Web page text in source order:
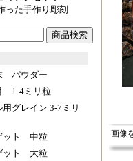
った手作り彫刻
パウダー
1-4ミリ粒
グレイン 3-7ミリ
ット 中粒
ット 大粒
画像